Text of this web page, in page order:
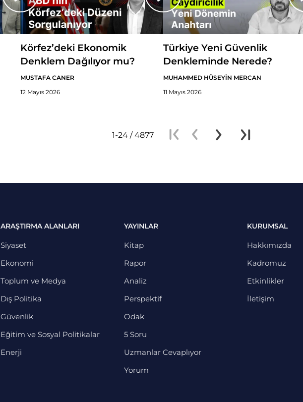
Körfez’deki Ekonomik
Denklem Dağılıyor mu?
MUSTAFA CANER
12 Mayıs 2026
Türkiye Yeni Güvenlik
Denkleminde Nerede?
MUHAMMED HÜSEYİN MERCAN
11 Mayıs 2026
1-24 / 4877
ARAŞTIRMA ALANLARI
Siyaset
Ekonomi
Toplum ve Medya
Dış Politika
Güvenlik
Eğitim ve Sosyal Politikalar
Enerji
YAYINLAR
Kitap
Rapor
Analiz
Perspektif
Odak
5 Soru
Uzmanlar Cevaplıyor
Yorum
KURUMSAL
Hakkımızda
Kadromuz
Etkinlikler
İletişim